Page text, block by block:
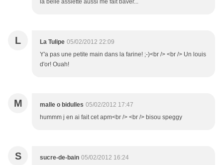
la belle assiette aussi me fait baver...
L La Tulipe 05/02/2012 22:09
Y'a pas une petite main dans la farine! ;-)<br /> <br /> Un louis
d'or! Ouah!
M malle o bidulles 05/02/2012 17:47
hummm j en ai fait cet apm<br /> <br /> bisou speggy
S sucre-de-bain 05/02/2012 16:24